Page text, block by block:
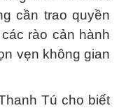
cần trao quyền
rào cản hành
vẹn không gian
Tú cho biết